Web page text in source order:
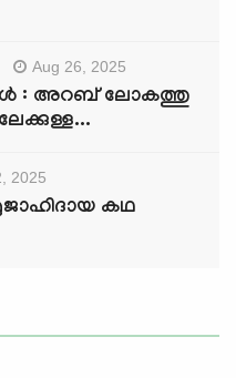
Aug 26, 2025
: അറബ് ലോകത്തു
2025
കഥ